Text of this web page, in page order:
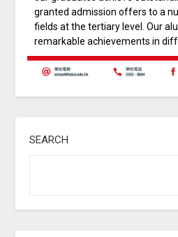
granted admission offers to a
fields at the tertiary level. Our
remarkable achievements in
SEARCH